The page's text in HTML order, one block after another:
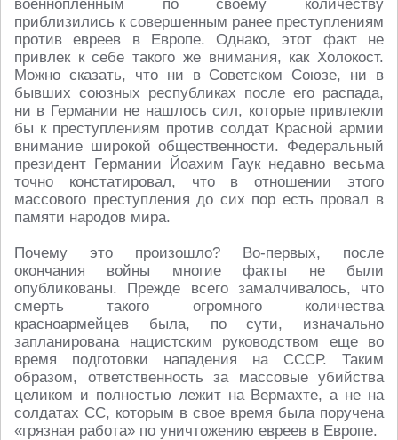
военнопленным по своему количеству
приблизились к совершенным ранее преступлениям
против евреев в Европе. Однако, этот факт не
привлек к себе такого же внимания, как Холокост.
Можно сказать, что ни в Советском Союзе, ни в
бывших союзных республиках после его распада,
ни в Германии не нашлось сил, которые привлекли
бы к преступлениям против солдат Красной армии
внимание широкой общественности. Федеральный
президент Германии Йоахим Гаук недавно весьма
точно констатировал, что в отношении этого
массового преступления до сих пор есть провал в
памяти народов мира.
Почему это произошло? Во-первых, после
окончания войны многие факты не были
опубликованы. Прежде всего замалчивалось, что
смерть такого огромного количества
красноармейцев была, по сути, изначально
запланирована нацистским руководством еще во
время подготовки нападения на СССР. Таким
образом, ответственность за массовые убийства
целиком и полностью лежит на Вермахте, а не на
солдатах СС, которым в свое время была поручена
«грязная работа» по уничтожению евреев в Европе.